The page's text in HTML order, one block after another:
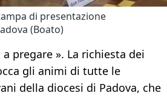
di presentazione
(Boato)
pregare ». La richiesta dei
gli animi di tutte le
della diocesi di Padova, che